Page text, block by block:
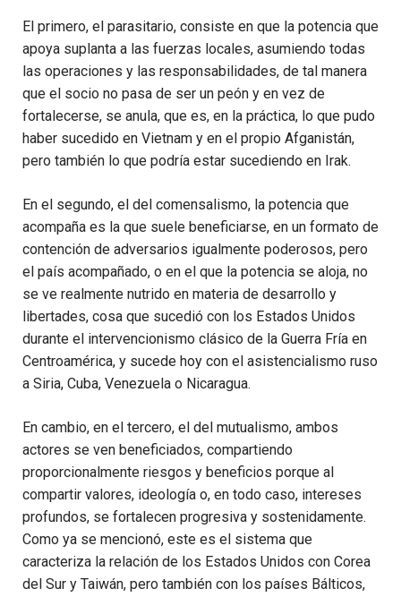
El primero, el parasitario, consiste en que la potencia que
apoya suplanta a las fuerzas locales, asumiendo todas
las operaciones y las responsabilidades, de tal manera
que el socio no pasa de ser un peón y en vez de
fortalecerse, se anula, que es, en la práctica, lo que pudo
haber sucedido en Vietnam y en el propio Afganistán,
pero también lo que podría estar sucediendo en Irak.
En el segundo, el del comensalismo, la potencia que
acompaña es la que suele beneficiarse, en un formato de
contención de adversarios igualmente poderosos, pero
el país acompañado, o en el que la potencia se aloja, no
se ve realmente nutrido en materia de desarrollo y
libertades, cosa que sucedió con los Estados Unidos
durante el intervencionismo clásico de la Guerra Fría en
Centroamérica, y sucede hoy con el asistencialismo ruso
a Siria, Cuba, Venezuela o Nicaragua.
En cambio, en el tercero, el del mutualismo, ambos
actores se ven beneficiados, compartiendo
proporcionalmente riesgos y beneficios porque al
compartir valores, ideología o, en todo caso, intereses
profundos, se fortalecen progresiva y sostenidamente.
Como ya se mencionó, este es el sistema que
caracteriza la relación de los Estados Unidos con Corea
del Sur y Taiwán, pero también con los países Bálticos,